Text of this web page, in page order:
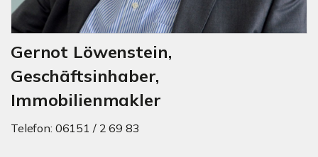
Gernot Löwenstein,
Geschäftsinhaber,
Immobilienmakler
Telefon: 06151 / 2 69 83